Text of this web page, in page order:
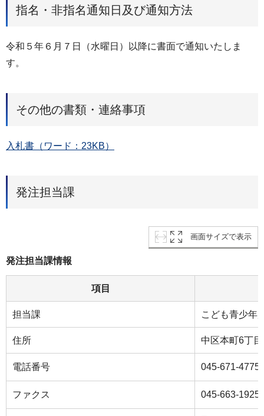
指名・非指名通知日及び通知方法
令和５年６月７日（水曜日）以降に書面で通知いたしま
す。
その他の書類・連絡事項
入札書（ワード：23KB）
発注担当課
画面サイズで表示
発注担当課情報
項目
担当課 こども青少年
住所 中区本町6丁
電話番号 045-671-4775
ファクス 045-663-1925